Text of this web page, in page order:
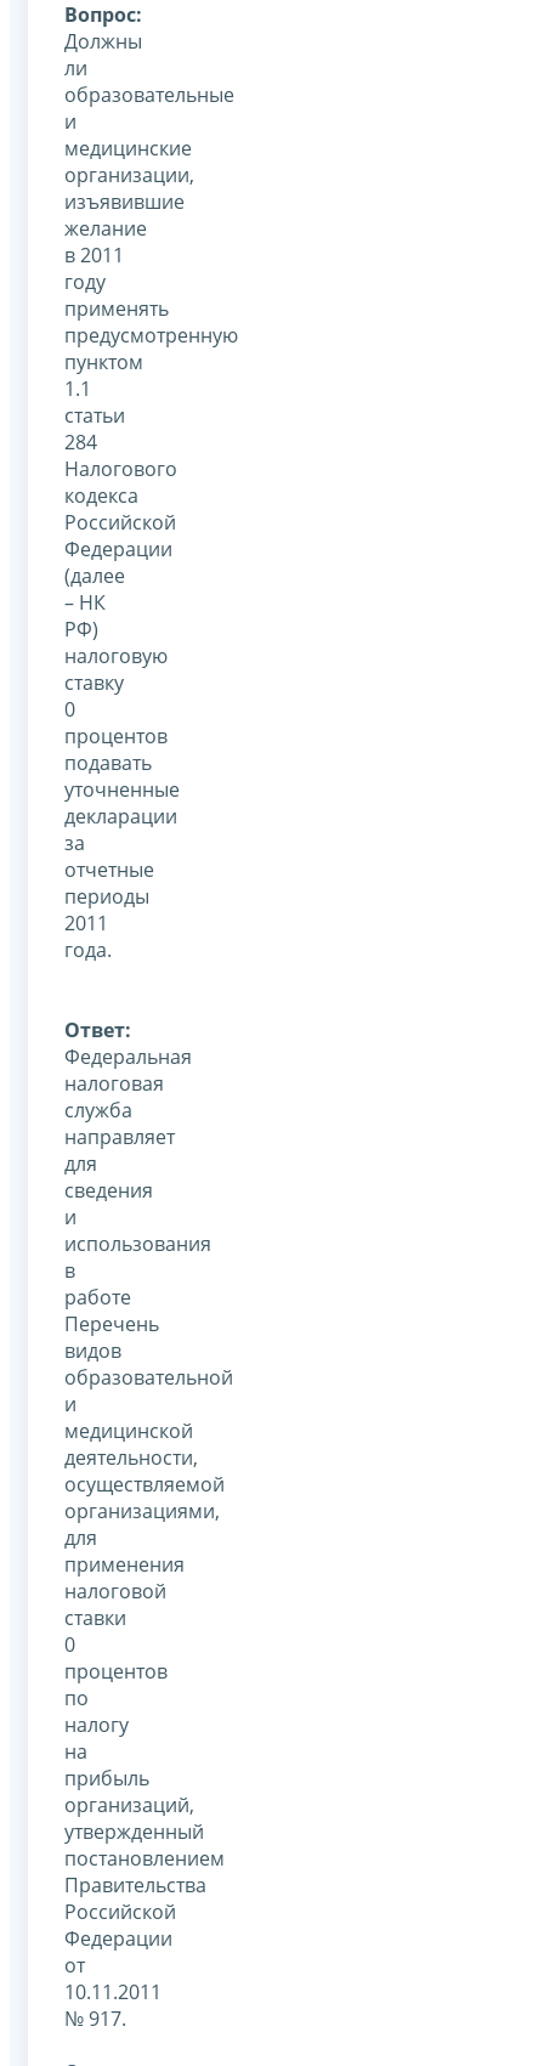
Вопрос:
Должны
ли
образовательные
и
медицинские
организации,
изъявившие
желание
в 2011
году
применять
предусмотренную
пунктом
1.1
статьи
284
Налогового
кодекса
Российской
Федерации
(далее
– НК
РФ)
налоговую
ставку
0
процентов
подавать
уточненные
декларации
за
отчетные
периоды
2011
года.
Ответ:
Федеральная
налоговая
служба
направляет
для
сведения
и
использования
в
работе
Перечень
видов
образовательной
и
медицинской
деятельности,
осуществляемой
организациями,
для
применения
налоговой
ставки
0
процентов
по
налогу
на
прибыль
организаций,
утвержденный
постановлением
Правительства
Российской
Федерации
от
10.11.2011
№ 917.